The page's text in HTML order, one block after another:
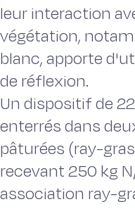
leur interaction
végétation,
blanc, apporte
de réflexion.
Un dispositif de
enterrés dans
pâturées (ray-
recevant 250 kg
association ray-